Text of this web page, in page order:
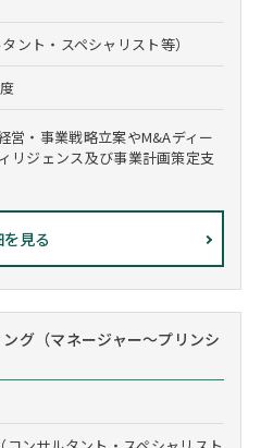
ント・スペシャリスト等）
営・事業戦略立案やM&Aディー
リジェンス及び事業計画策定支
見る
グ（マネージャー～プリンシ